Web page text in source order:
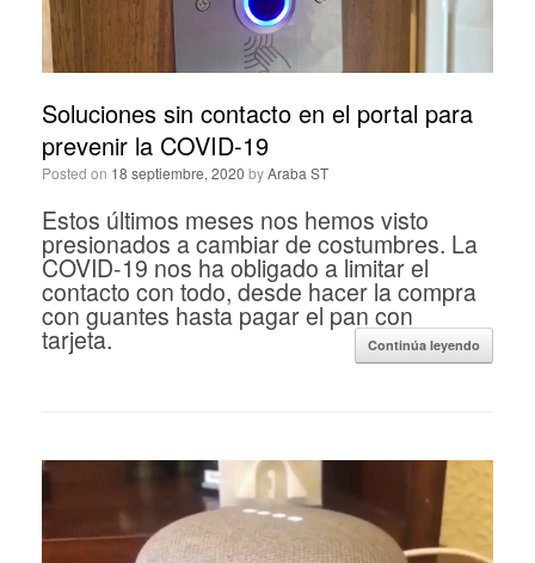
Soluciones sin contacto en el portal para
prevenir la COVID-19
Posted on 18 septiembre, 2020 byAraba ST
Estos últimos meses nos hemos visto
presionados a cambiar de costumbres. La
COVID-19 nos ha obligado a limitar el
contacto con todo, desde hacer la compra
con guantes hasta pagar el pan con
tarjeta. Continúa leyendo